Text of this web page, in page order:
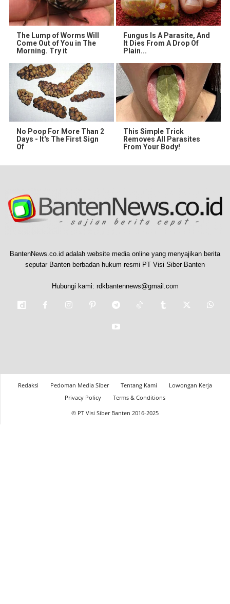
The Lump of Worms Will
Come Out of You in The
Morning. Try it
Fungus Is A Parasite, And
It Dies From A Drop Of
Plain...
No Poop For More Than 2
Days - It's The First Sign
Of
This Simple Trick
Removes All Parasites
From Your Body!
BantenNews.co.id adalah website media online yang menyajikan berita
seputar Banten berbadan hukum resmi PT Visi Siber Banten
Hubungi kami: rdkbantennews@gmail.com
Redaksi Pedoman Media Siber Tentang Kami
Lowongan Kerja
Privacy Policy
Terms & Conditions
© PT Visi Siber Banten 2016-2025